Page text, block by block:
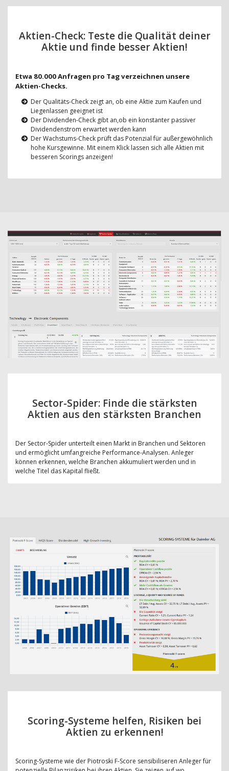
Aktien-Check: Teste die Qualität deiner
Aktie und finde besser Aktien!
Etwa 80.000 Anfragen pro Tag verzeichnen unsere
Aktien-Checks.
Der Qualitäts-Check zeigt an, ob eine Aktie zum Kaufen und
Liegenlassen geeignet ist
Der Dividenden-Check gibt an,ob ein konstanter passiver
Dividendenstrom erwartet werden kann
Der Wachstums-Check prüft das Potenzial für außergewöhnlich
hohe Kursgewinne. Mit einem Klick lassen sich alle Aktien mit
besseren Scorings anzeigen!
Sector-Spider: Finde die stärksten
Aktien aus den stärksten Branchen
Der Sector-Spider unterteilt einen Markt in Branchen und Sektoren
und ermöglicht umfangreiche Performance-Analysen. Anleger
können erkennen, welche Branchen akkumuliert werden und in
welche Titel das Kapital fließt.
Scoring-Systeme helfen, Risiken bei
Aktien zu erkennen!
Scoring-Systeme wie der Piotroski F-Score sensibiliseren Anleger für